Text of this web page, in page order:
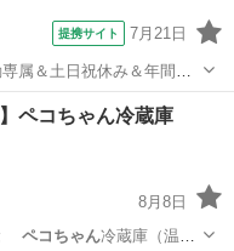
提携サイト 7月21日
属＆土日祝休み＆年間休
勤OK＆無料駐車場あり
常陸大宮市》 人気の
ペコちゃん冷蔵庫
8月8日
ペコちゃん冷蔵庫（温蔵